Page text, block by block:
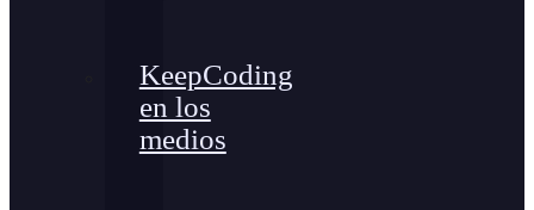
KeepCoding
en los
medios